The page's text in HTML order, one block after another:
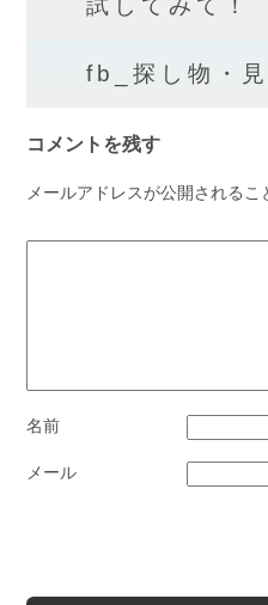
fb_探し物・
コメントを残す
メールアドレスが公開されるこ
名前
メール